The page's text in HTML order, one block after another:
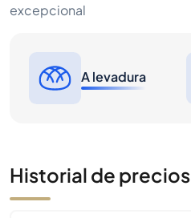
excepcional
A levadura
Historial de precios